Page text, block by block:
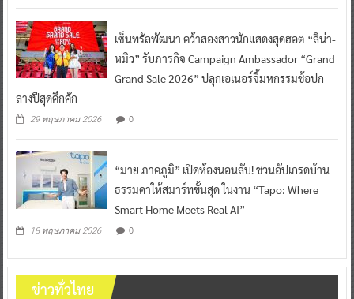
เซ็นทรัลพัฒนา คว้าสองสาวนักแสดงสุดฮอต “ลีน่า-
หมิว” รับภารกิจ Campaign Ambassador “Grand
Grand Sale 2026” ปลุกเอเนอร์จี้มหกรรมช้อปก
ลางปีสุดคึกคัก
29 พฤษภาคม 2026 0
“มาย ภาคภูมิ” เปิดห้องนอนลับ! ชวนอัปเกรดบ้าน
ธรรมดาให้สมาร์ทขั้นสุด ในงาน “Tapo: Where
Smart Home Meets Real AI”
18 พฤษภาคม 2026 0
ข่าวทั่วไทย